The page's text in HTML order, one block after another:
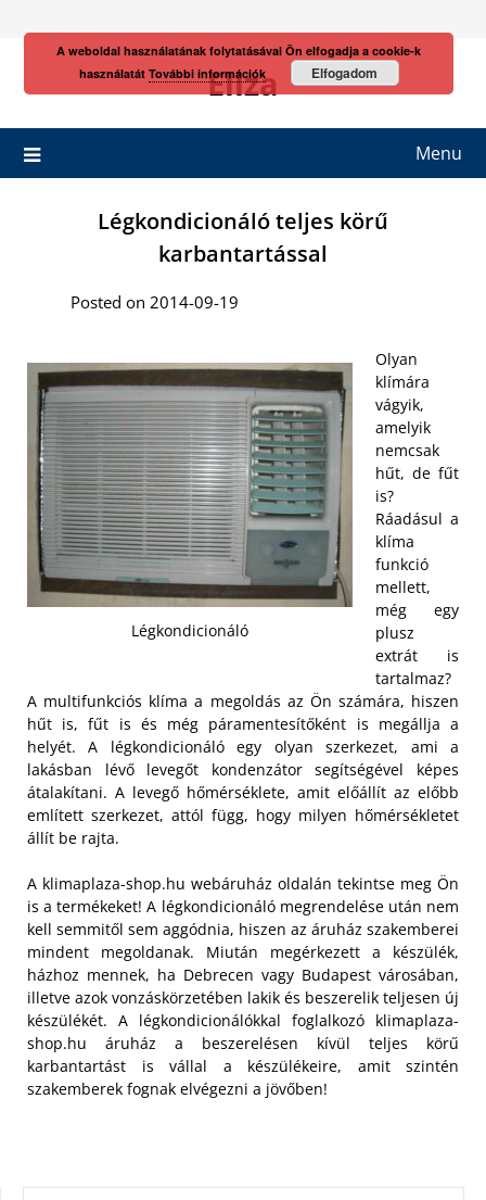
Eliza
Menu
Légkondicionáló teljes körű
karbantartással
Posted on 2014-09-19
Légkondicionáló
Olyan
klímára
vágyik,
amelyik
nemcsak
hűt, de fűt
is?
Ráadásul a
klíma
funkció
mellett,
még egy
plusz
extrát is
tartalmaz?
A multifunkciós klíma a megoldás az Ön számára, hiszen
hűt is, fűt is és még páramentesítőként is megállja a
helyét. A légkondicionáló egy olyan szerkezet, ami a
lakásban lévő levegőt kondenzátor segítségével képes
átalakítani. A levegő hőmérséklete, amit előállít az előbb
említett szerkezet, attól függ, hogy milyen hőmérsékletet
állít be rajta.
A klimaplaza-shop.hu webáruház oldalán tekintse meg Ön
is a termékeket! A légkondicionáló megrendelése után nem
kell semmitől sem aggódnia, hiszen az áruház szakemberei
mindent megoldanak. Miután megérkezett a készülék,
házhoz mennek, ha Debrecen vagy Budapest városában,
illetve azok vonzáskörzetében lakik és beszerelik teljesen új
készülékét. A légkondicionálókkal foglalkozó klimaplaza-
shop.hu áruház a beszerelésen kívül teljes körű
karbantartást is vállal a készülékeire, amit szintén
szakemberek fognak elvégezni a jövőben!
A weboldal használatának folytatásával Ön elfogadja a cookie-k
használatát További információk Elfogadom